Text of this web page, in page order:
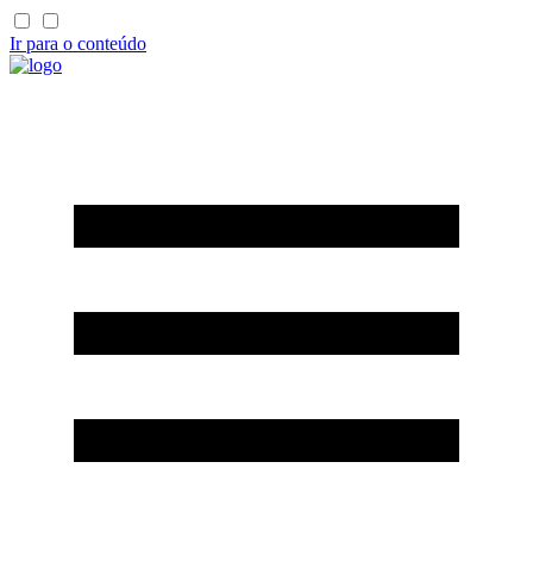
Ir para o conteúdo